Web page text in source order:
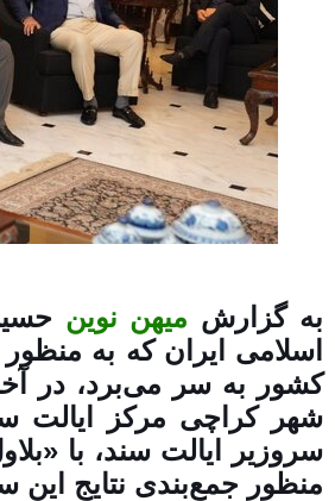
به گزارش میهن نوین
اسلامی ایران که به
کشور به سر می‌برد، در
شهر کراچی مرکز ایالت
سروزیر ایالت سند، با
منظور جمع‌بندی نتایج این